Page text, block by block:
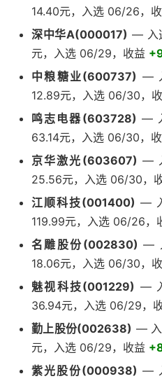
14.40元，入选 06/26，
深中华A(000017) — 入
元，入选 06/29，收益
中粮糖业(600737) —
12.89元，入选 06/30，
鸣志电器(603728) —
63.14元，入选 06/30，
京华激光(603607) —
25.56元，入选 06/30，
江顺科技(001400) —
119.99元，入选 06/26，
名雕股份(002830) —
18.06元，入选 06/30，
魅视科技(001229) —
36.94元，入选 06/29，
勤上股份(002638) — 入
元，入选 06/29，收益
紫光股份(000938) —